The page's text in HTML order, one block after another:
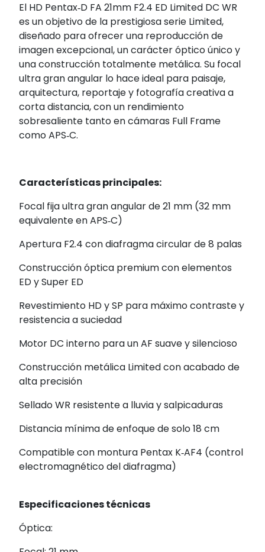
El HD Pentax‑D FA 21mm F2.4 ED Limited DC WR
es un objetivo de la prestigiosa serie Limited,
diseñado para ofrecer una reproducción de
imagen excepcional, un carácter óptico único y
una construcción totalmente metálica. Su focal
ultra gran angular lo hace ideal para paisaje,
arquitectura, reportaje y fotografía creativa a
corta distancia, con un rendimiento
sobresaliente tanto en cámaras Full Frame
como APS‑C.
Características principales:
Focal fija ultra gran angular de 21 mm (32 mm
equivalente en APS‑C)
Apertura F2.4 con diafragma circular de 8 palas
Construcción óptica premium con elementos
ED y Super ED
Revestimiento HD y SP para máximo contraste y
resistencia a suciedad
Motor DC interno para un AF suave y silencioso
Construcción metálica Limited con acabado de
alta precisión
Sellado WR resistente a lluvia y salpicaduras
Distancia mínima de enfoque de solo 18 cm
Compatible con montura Pentax K‑AF4 (control
electromagnético del diafragma)
Especificaciones técnicas
Óptica: